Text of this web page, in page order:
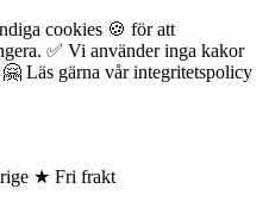
cookies 🍪 för att
✅ Vi använder inga kakor
Läs gärna vår integritetspolicy
★ Fri frakt